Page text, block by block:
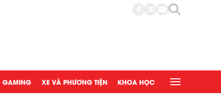
GAMING XE VÀ PHƯƠNG TIỆN KHOA HỌC